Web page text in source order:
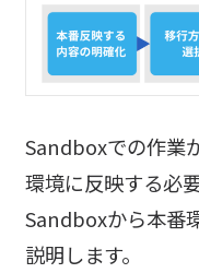
Sandboxでの作業
環境に反映する必
Sandboxから本番
説明します。